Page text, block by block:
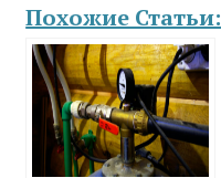
Похожие Статьи: